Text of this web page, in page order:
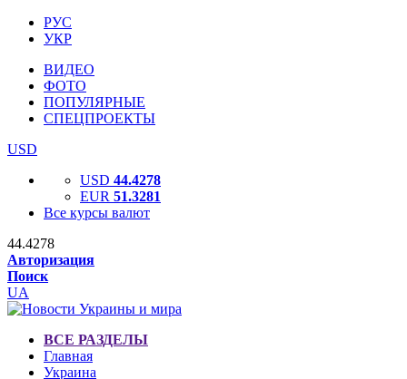
РУС
УКР
ВИДЕО
ФОТО
ПОПУЛЯРНЫЕ
СПЕЦПРОЕКТЫ
USD
USD 44.4278
EUR 51.3281
Все курсы валют
44.4278
Авторизация
Поиск
UA
ВСЕ РАЗДЕЛЫ
Главная
Украина